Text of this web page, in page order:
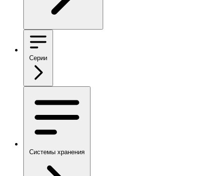
Серии
Системы хранения